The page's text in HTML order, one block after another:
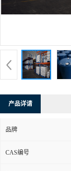
产品详请
品牌
CAS编号